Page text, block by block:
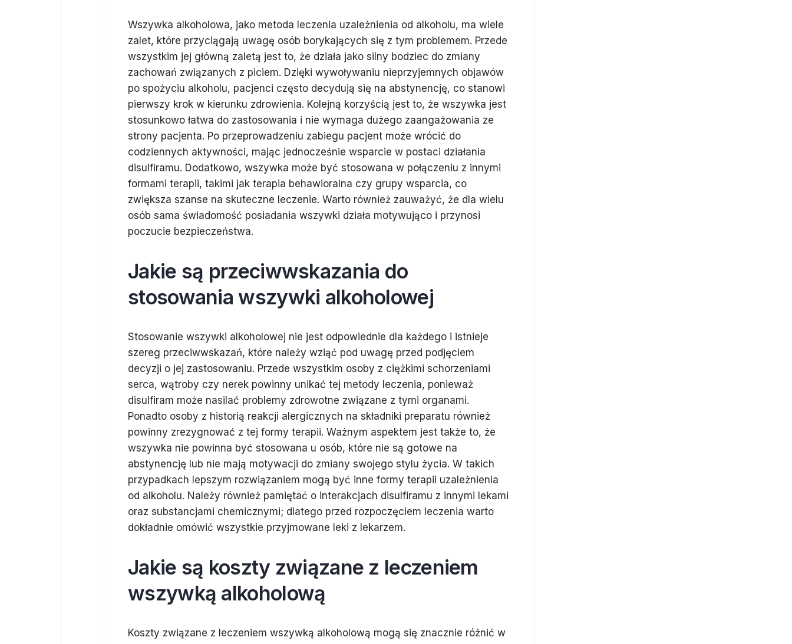
Wszywka alkoholowa, jako metoda leczenia uzależnienia od alkoholu, ma wiele
zalet, które przyciągają uwagę osób borykających się z tym problemem. Przede
wszystkim jej główną zaletą jest to, że działa jako silny bodziec do zmiany
zachowań związanych z piciem. Dzięki wywoływaniu nieprzyjemnych objawów
po spożyciu alkoholu, pacjenci często decydują się na abstynencję, co stanowi
pierwszy krok w kierunku zdrowienia. Kolejną korzyścią jest to, że wszywka jest
stosunkowo łatwa do zastosowania i nie wymaga dużego zaangażowania ze
strony pacjenta. Po przeprowadzeniu zabiegu pacjent może wrócić do
codziennych aktywności, mając jednocześnie wsparcie w postaci działania
disulfiramu. Dodatkowo, wszywka może być stosowana w połączeniu z innymi
formami terapii, takimi jak terapia behawioralna czy grupy wsparcia, co
zwiększa szanse na skuteczne leczenie. Warto również zauważyć, że dla wielu
osób sama świadomość posiadania wszywki działa motywująco i przynosi
poczucie bezpieczeństwa.
Jakie są przeciwwskazania do
stosowania wszywki alkoholowej
Stosowanie wszywki alkoholowej nie jest odpowiednie dla każdego i istnieje
szereg przeciwwskazań, które należy wziąć pod uwagę przed podjęciem
decyzji o jej zastosowaniu. Przede wszystkim osoby z ciężkimi schorzeniami
serca, wątroby czy nerek powinny unikać tej metody leczenia, ponieważ
disulfiram może nasilać problemy zdrowotne związane z tymi organami.
Ponadto osoby z historią reakcji alergicznych na składniki preparatu również
powinny zrezygnować z tej formy terapii. Ważnym aspektem jest także to, że
wszywka nie powinna być stosowana u osób, które nie są gotowe na
abstynencję lub nie mają motywacji do zmiany swojego stylu życia. W takich
przypadkach lepszym rozwiązaniem mogą być inne formy terapii uzależnienia
od alkoholu. Należy również pamiętać o interakcjach disulfiramu z innymi lekami
oraz substancjami chemicznymi; dlatego przed rozpoczęciem leczenia warto
dokładnie omówić wszystkie przyjmowane leki z lekarzem.
Jakie są koszty związane z leczeniem
wszywką alkoholową
Koszty związane z leczeniem wszywką alkoholową mogą się znacznie różnić w